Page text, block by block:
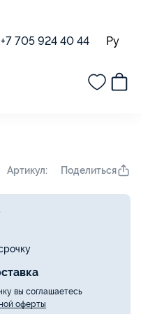
+7 705 924 40 44 Ру
Артикул: Поделиться
вы соглашаетесь
оферты